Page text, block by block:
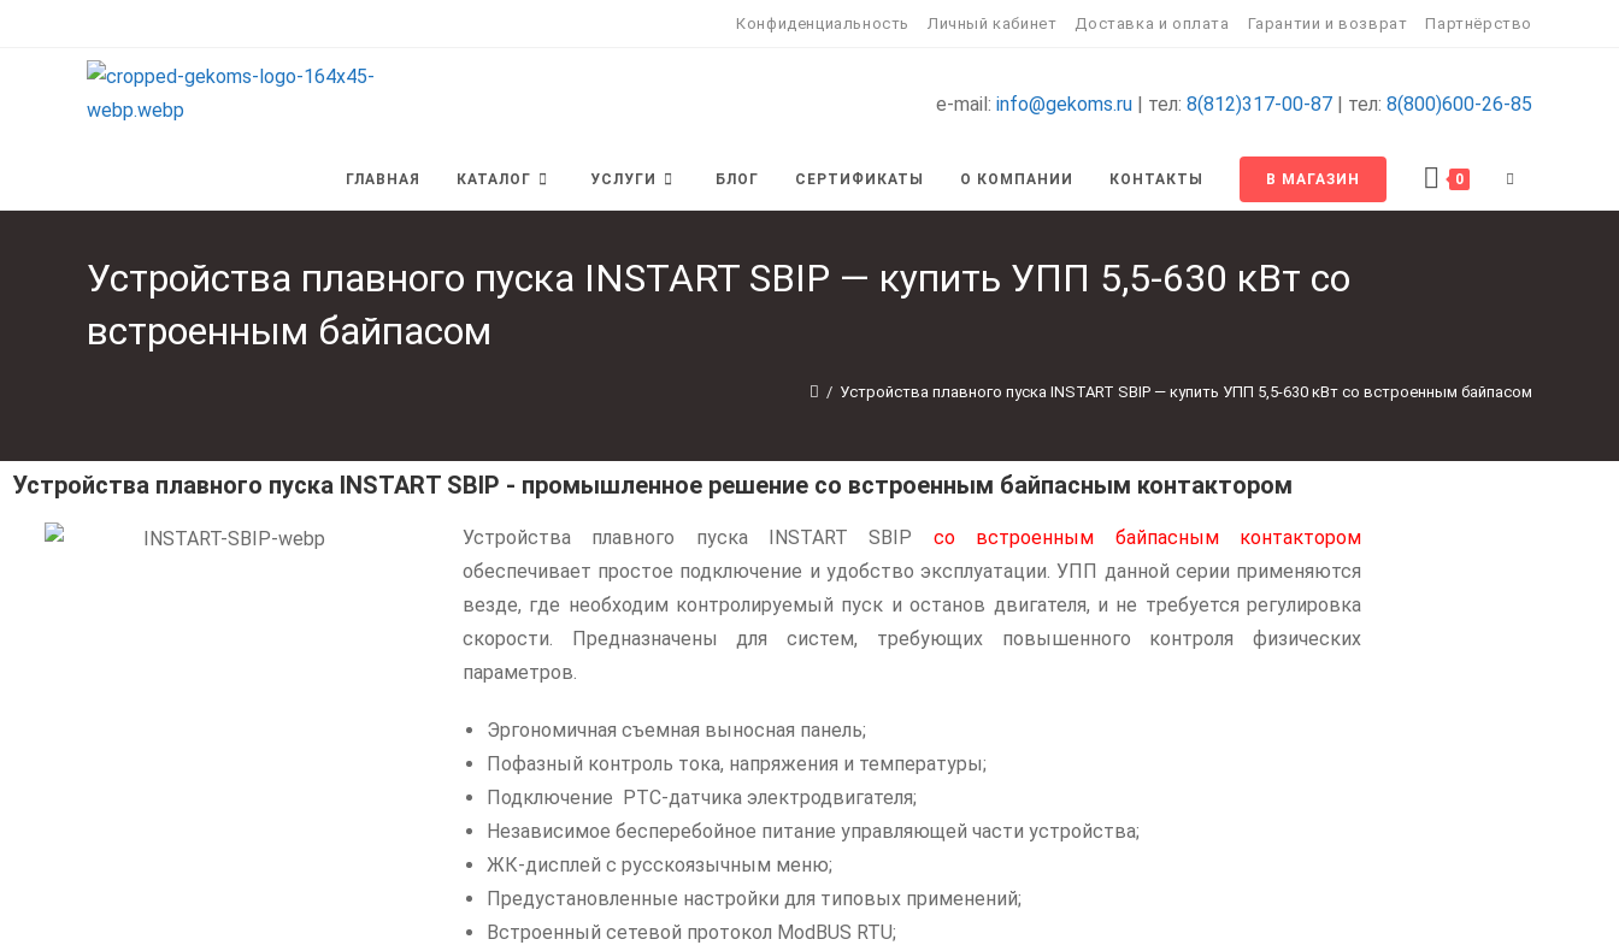
Конфиденциальность Личный кабинет Доставка и оплата Гарантии и возврат Партнёрство
e-mail: info@gekoms.ru | тел: 8(812)317-00-87 | тел: 8(800)600-26-85
ГЛАВНАЯ КАТАЛОГ УСЛУГИ БЛОГ СЕРТИФИКАТЫ О КОМПАНИИ КОНТАКТЫ В МАГАЗИН 0
Устройства плавного пуска INSTART SBIP — купить УПП 5,5-630 кВт со
встроенным байпасом
/ Устройства плавного пуска INSTART SBIP — купить УПП 5,5-630 кВт со встроенным байпасом
Устройства плавного пуска INSTART SBIP - промышленное решение со встроенным байпасным контактором
Устройства плавного пуска INSTART SBIP со встроенным байпасным контактором
обеспечивает простое подключение и удобство эксплуатации. УПП данной серии применяются
везде, где необходим контролируемый пуск и останов двигателя, и не требуется регулировка
скорости. Предназначены для систем, требующих повышенного контроля физических
параметров.
Эргономичная съемная выносная панель;
Пофазный контроль тока, напряжения и температуры;
Подключение РТС-датчика электродвигателя;
Независимое бесперебойное питание управляющей части устройства;
ЖК-дисплей с русскоязычным меню;
Предустановленные настройки для типовых применений;
Встроенный сетевой протокол ModBUS RTU;